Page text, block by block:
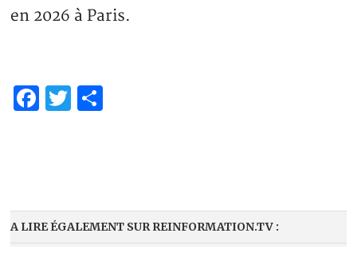
en 2026 à Paris.
Facebook
Twitter
A LIRE ÉGALEMENT SUR REINFORMATION.TV :